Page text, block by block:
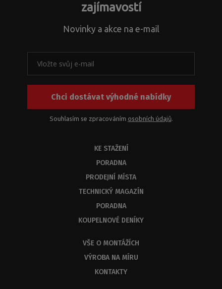
zajímavostí
Novinky a akce na e-mail
Chci dostávat výhodné nabídky
Souhlasím se zpracováním osobních údajů.
KE STAŽENÍ
PORADNA
PRODEJNÍ MÍSTA
TECHNICKÝ MAGAZÍN
PORADNA
KOUPELNOVÉ DENÍKY
VŠE O MONTÁŽÍCH
VÝROBA NA MÍRU
KONTAKTY